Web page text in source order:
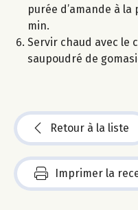
purée d’amande à
min.
Servir chaud avec le
saupoudré de
Retour à la liste
Imprimer la